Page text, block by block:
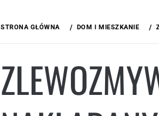
STRONA GŁÓWNA DOM I MIESZKANIE